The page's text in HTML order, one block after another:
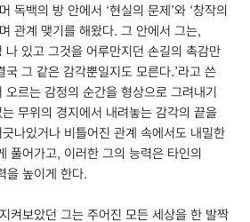
독백의 방 안에서 ‘현실의 문제’와 ‘창작의
관계 맺기를 해왔다. 그 안에서 그는,
나 있고 그것을 어루만지던 손길의 촉감만
국 그 같은 감각뿐일지도 모른다.’라고 쓴
르는 감정의 순간을 형상으로 그려내기
무위의 경지에서 내려놓는 감각의 끝을
나있거나 비틀어진 관계 속에서도 내밀한
풀어가고, 이러한 그의 능력은 타인의
을 높이게 한다.
켜보았던 그는 주어진 모든 세상을 한 발짝